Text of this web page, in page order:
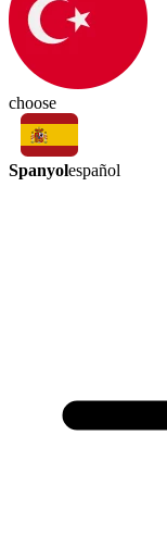
choose
Spanyolespañol